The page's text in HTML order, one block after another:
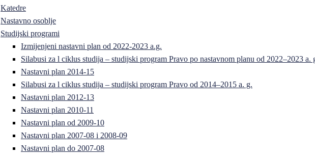
Katedre
Nastavno osoblje
Studijski programi
Izmijenjeni nastavni plan od 2022-2023 a.g.
Silabusi za l ciklus studija – studijski program Pravo po nastavnom planu od 2022–2023 a.
Nastavni plan 2014-15
Silabusi za l ciklus studija – studijski program Pravo od 2014–2015 a. g.
Nastavni plan 2012-13
Nastavni plan 2010-11
Nastavni plan od 2009-10
Nastavni plan 2007-08 i 2008-09
Nastavni plan do 2007-08